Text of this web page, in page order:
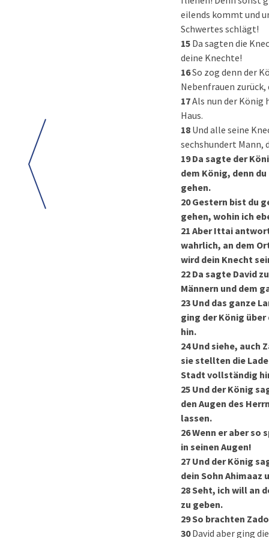
eilends kommt und
Schwertes schlägt!
15 Da sagten die
deine Knechte!
16So zog denn der
Nebenfrauen zurück,
17Als nun der König
Haus.
18 Und alle seine
sechshundert Mann,
19Da sagte der
dem König, denn
gehen.
20Gestern bist du
gehen, wohin ich
21 Aber Ittai
wahrlich, an dem
wird dein Knecht
22 Da sagte David
Männern und dem
23 Und das ganze
ging der König über
hin.
24Und siehe, auch
sie stellten die
Stadt vollständig
25 Und der König
den Augen des
lassen.
26Wenn er aber so
in seinen Augen!
27 Und der König
dein Sohn Ahimaaz
28Seht, ich will an
zu geben.
29So brachten
30David aber ging